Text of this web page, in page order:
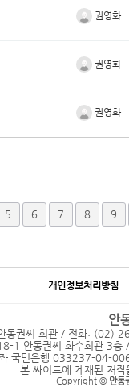
권영화
권영화
권영화
5 6 7 8 9
개인정보처리방침
안
안동권씨 회관 / 전화:
1 안동권씨 화수회
좌 국민은행 033237-04-
본 싸이트에 게재된 저작
Copyright © 안동